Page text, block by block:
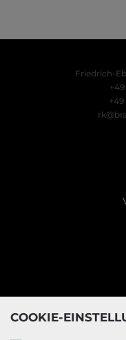
COOKIE-
Friedrich-
+49